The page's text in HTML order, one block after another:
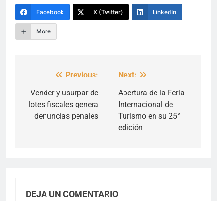
Facebook X (Twitter) LinkedIn
More
Navegación
de
entradas
Previous:
Vender y usurpar de
lotes fiscales genera
denuncias penales
Next:
Apertura de la Feria
Internacional de
Turismo en su 25°
edición
DEJA UN COMENTARIO